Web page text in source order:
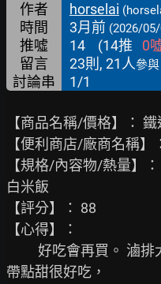
作者 horselai
時間 3月前 (2026/
推噓 14 (14推 0
留言
23則, 21人參與
討論串 1/1
【商品名稱/價格】：
【便利商店/廠商名稱】
【規格/內容物/熱量】
白米飯
【評分】： 88
【心得】：
帶點甜很好吃，